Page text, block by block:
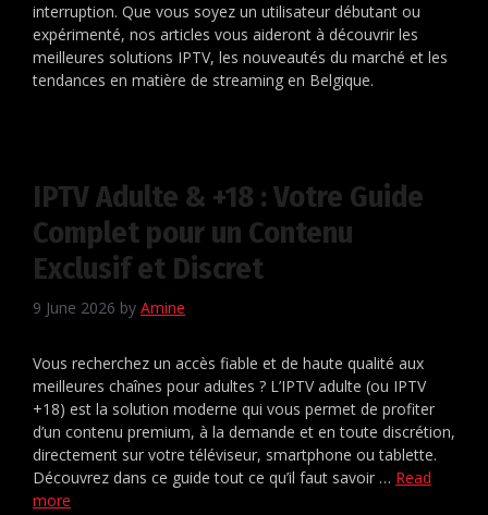
interruption. Que vous soyez un utilisateur débutant ou
expérimenté, nos articles vous aideront à découvrir les
meilleures solutions IPTV, les nouveautés du marché et les
tendances en matière de streaming en Belgique.
IPTV Adulte & +18 : Votre Guide
Complet pour un Contenu
Exclusif et Discret
9 June 2026 by Amine
Vous recherchez un accès fiable et de haute qualité aux
meilleures chaînes pour adultes ? L’IPTV adulte (ou IPTV
+18) est la solution moderne qui vous permet de profiter
d’un contenu premium, à la demande et en toute discrétion,
directement sur votre téléviseur, smartphone ou tablette.
Découvrez dans ce guide tout ce qu’il faut savoir … Read
more